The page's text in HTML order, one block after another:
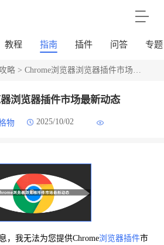
教程 指南 插件 问答 专题
略> Chrome浏览器浏览器插件市场最新动态
浏览器插件市场最新动态
物 2025/10/02
，我无法为您提供Chrome浏览器插件市